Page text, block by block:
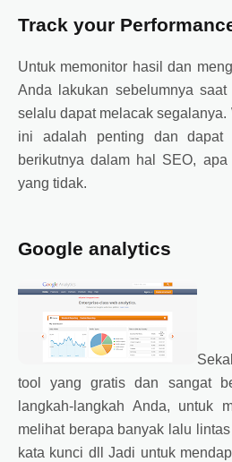
Track your
Untuk memonitor hasil dan
Anda lakukan sebelumnya
selalu dapat melacak
ini adalah penting dan dapat
berikutnya dalam hal SEO,
yang tidak.
Google analytics
tool yang gratis dan sangat
langkah-langkah Anda, untuk
melihat berapa banyak lalu
kata kunci dll Jadi untuk